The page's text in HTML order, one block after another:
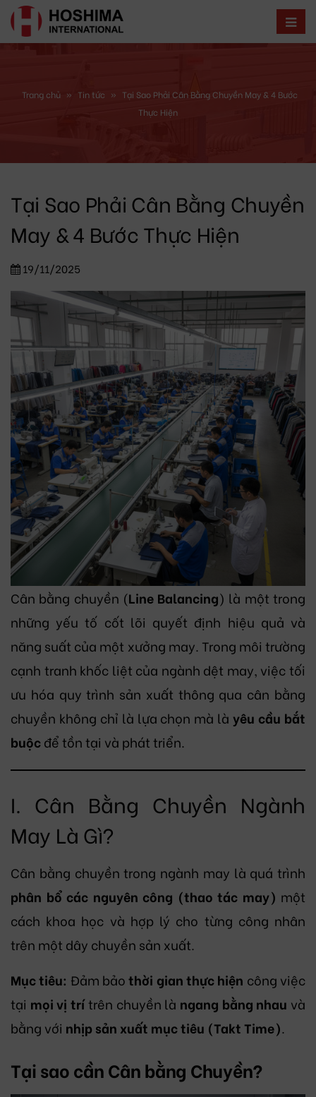
Trang chủ » Tin tức » Tại Sao Phải Cân Bằng Chuyền May & 4 Bước
Thực Hiện
Tại Sao Phải Cân Bằng Chuyền
May & 4 Bước Thực Hiện
19/11/2025
Cân bằng chuyền (Line Balancing) là một trong
những yếu tố cốt lõi quyết định hiệu quả và
năng suất của một xưởng may. Trong môi trường
cạnh tranh khốc liệt của ngành dệt may, việc tối
ưu hóa quy trình sản xuất thông qua cân bằng
chuyền không chỉ là lựa chọn mà là yêu cầu bắt
buộcđể tồn tại và phát triển.
I. Cân Bằng Chuyền Ngành
May Là Gì?
Cân bằng chuyền trong ngành may là quá trình
phân bổ các nguyên công (thao tác may) một
cách khoa học và hợp lý cho từng công nhân
trên một dây chuyền sản xuất.
Mục tiêu: Đảm bảothời gian thực hiện công việc
tại mọi vị trítrên chuyền là ngang bằng nhau và
bằng với nhịp sản xuất mục tiêu (Takt Time).
Tại sao cần Cân bằng Chuyền?